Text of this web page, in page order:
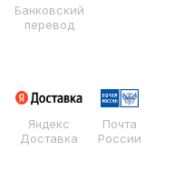
Банковский
перевод
Яндекс
Доставка
Почта
России